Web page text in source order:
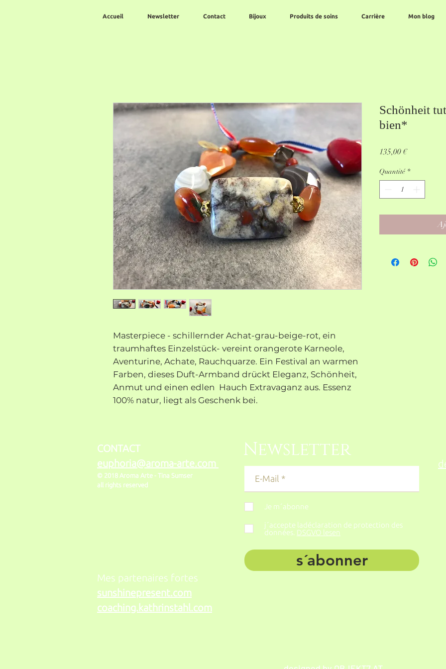
Accueil Newsletter Contact Bijoux Produits de soins Carrière Mon blog
Masterpiece - schillernder Achat-grau-beige-rot, ein
traumhaftes Einzelstück- vereint orangerote Karneole,
Aventurine, Achate, Rauchquarze. Ein Festival an warmen
Farben, dieses Duft-Armband drückt Eleganz, Schönheit,
Anmut und einen edlen Hauch Extravaganz aus. Essenz
100% natur, liegt als Geschenk bei.
Schönheit
bien*
135,00 €Prix
Quantité *
CONTACT
euphoria@aroma-arte.com
© 2018 Aroma Arte - Tina Sumser
all rights reserved
Mes partenaires fortes
sunshinepresent.com
coaching.kathrinstahl.com
Newsletter
Je m´abonne
j´accepte ladéclaration de protection des
données. DSGVO lesen
s´abonner